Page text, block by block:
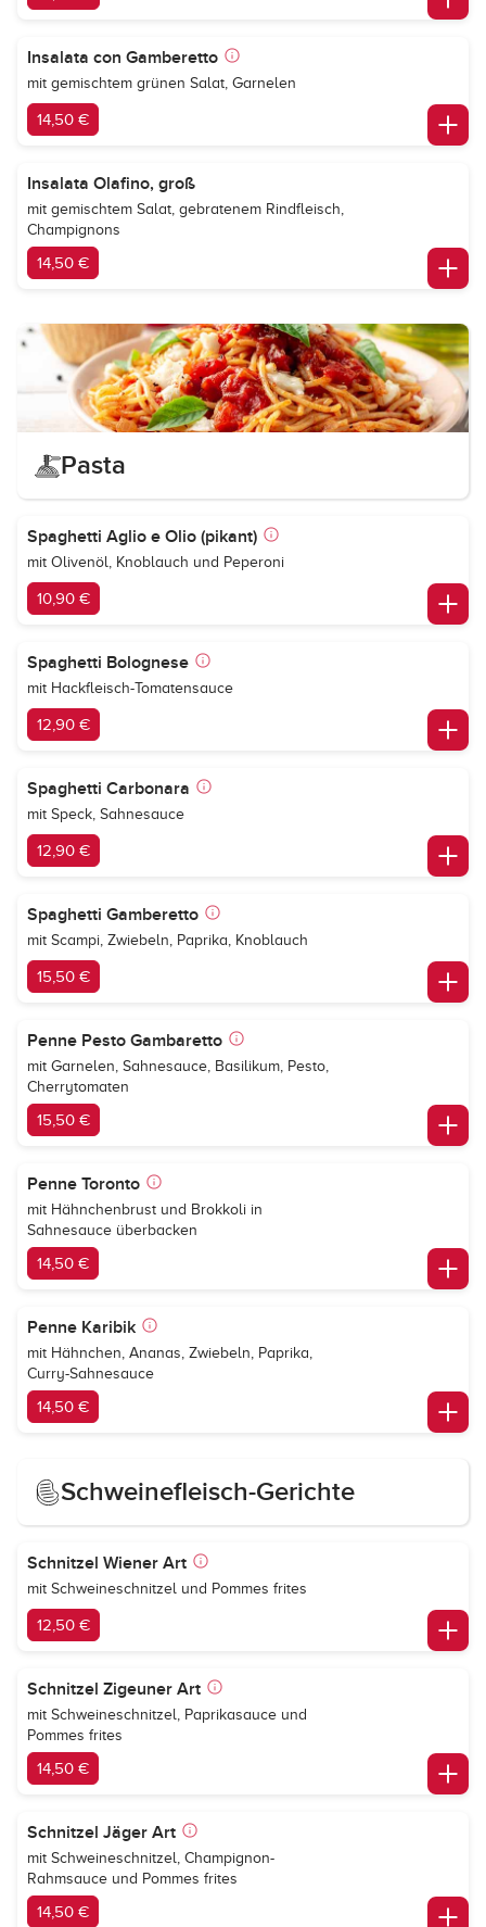
Insalata con Gamberetto
mit gemischtem grünen Salat, Garnelen
14,50 €
Insalata Olafino, groß
mit gemischtem Salat, gebratenem Rindfleisch,
Champignons
14,50 €
Pasta
Spaghetti Aglio e Olio (pikant)
mit Olivenöl, Knoblauch und Peperoni
10,90 €
Spaghetti Bolognese
mit Hackfleisch-Tomatensauce
12,90 €
Spaghetti Carbonara
mit Speck, Sahnesauce
12,90 €
Spaghetti Gamberetto
mit Scampi, Zwiebeln, Paprika, Knoblauch
15,50 €
Penne Pesto Gambaretto
mit Garnelen, Sahnesauce, Basilikum, Pesto,
Cherrytomaten
15,50 €
Penne Toronto
mit Hähnchenbrust und Brokkoli in
Sahnesauce überbacken
14,50 €
Penne Karibik
mit Hähnchen, Ananas, Zwiebeln, Paprika,
Curry-Sahnesauce
14,50 €
Schweinefleisch-Gerichte
Schnitzel Wiener Art
mit Schweineschnitzel und Pommes frites
12,50 €
Schnitzel Zigeuner Art
mit Schweineschnitzel, Paprikasauce und
Pommes frites
14,50 €
Schnitzel Jäger Art
mit Schweineschnitzel, Champignon-
Rahmsauce und Pommes frites
14,50 €